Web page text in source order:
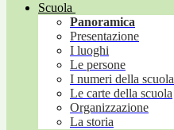
Scuola
Panoramica
Presentazione
I luoghi
Le persone
I numeri della scuola
Le carte della scuola
Organizzazione
La storia